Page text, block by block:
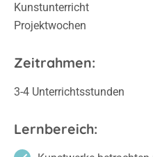
Kunstunterricht
Projektwochen
Zeitrahmen:
3-4 Unterrichtsstunden
Lernbereich: